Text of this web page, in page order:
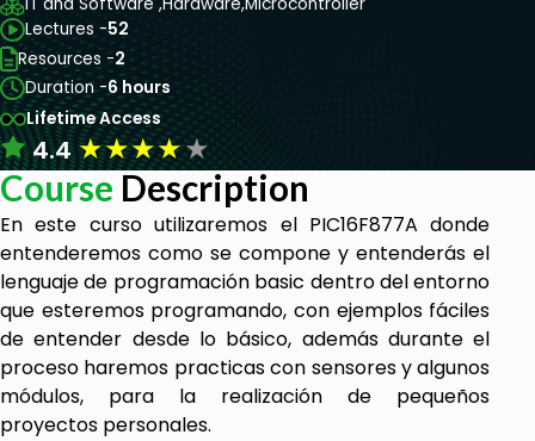
Lectures -52
Resources -2
Duration -6 hours
Lifetime Access
4.4★★★★★
Course Description
En este curso utilizaremos el PIC16F877A donde
entenderemos como se compone y entenderás el
lenguaje de programación basic dentro del entorno
que esteremos programando, con ejemplos fáciles
de entender desde lo básico, además durante el
proceso haremos practicas con sensores y algunos
módulos, para la realización de pequeños
proyectos personales.